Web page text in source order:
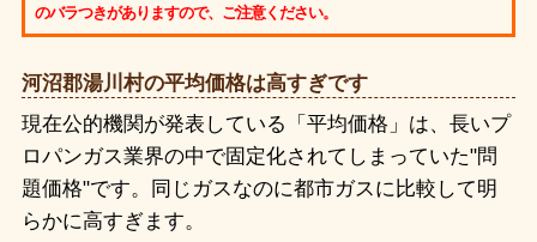
のバラつきがありますので、ご注意ください。
河沼郡湯川村の平均価格は高すぎです
現在公的機関が発表している「平均価格」は、長いプ
ロパンガス業界の中で固定化されてしまっていた"問
題価格"です。同じガスなのに都市ガスに比較して明
らかに高すぎます。